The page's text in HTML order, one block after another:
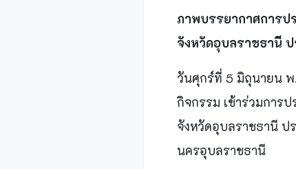
ภาพบรรยากาศการป
จังหวัดอุบลราชธานี
วันศุกร์ที่ 5 มิถุนายน
กิจกรรม เข้าร่วมการ
จังหวัดอุบลราชธานี ป
นครอุบลราชธานี